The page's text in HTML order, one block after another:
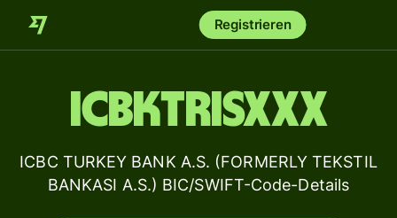
Registrieren
ICBKTRISXXX
ICBC TURKEY BANK A.S. (FORMERLY TEKSTIL
BANKASI A.S.) BIC/SWIFT-Code-Details